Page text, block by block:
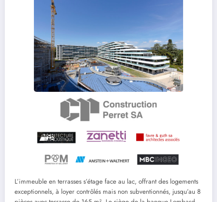
L’immeuble en terrasses s’étage face au lac, offrant des logements
exceptionnels, à loyer contrôlés mais non subventionnés, jusqu’au 8